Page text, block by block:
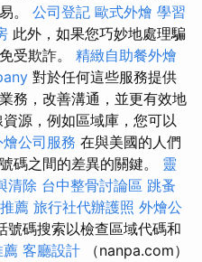
。 公司登記 歐式外燴 學習
此外，如果您巧妙地處理騙
受欺詐。 精緻自助餐外燴
對於任何這些服務提供
務，改善溝通，並更有效地
源，例如區域庫，您可以
公司服務 在與美國的人們
碼之間的差異的關鍵。 靈
清除 台中整骨討論區 跳蚤
薦 旅行社代辦護照 外燴公
號碼搜索以檢查區域代碼和
薦 客廳設計 （nanpa.com）